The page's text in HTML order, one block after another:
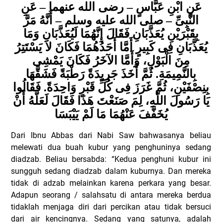
عَنِ ابْنِ عَبَّاسٍ – رضى الله عنهما – عَنِ
النَّبِىِّ – صلى الله عليه وسلم – أَنَّهُ مَرَّ
بِقَبْرَيْنِ يُعَذَّبَانِ فَقَالَ إِنَّهُمَا لَيُعَذَّبَانِ وَمَا
يُعَذَّبَانِ فِى كَبِيرٍ أَمَّا أَحَدُهُمَا فَكَانَ لاَ يَسْتَتِرُ
مِنَ الْبَوْلِ، وَأَمَّا الآخَرُ فَكَانَ يَمْشِى
بِالنَّمِيمَةِ. ثُمَّ أَخَذَ جَرِيدَةً رَطْبَةً فَشَقَّهَا
بِنِصْفَيْنِ، ثُمَّ غَرَزَ فِى كُلِّ قَبْرٍ وَاحِدَةً. فَقَالُوا
يَا رَسُولَ اللَّهِ، لِمَ صَنَعْتَ هَذَا فَقَالَ لَعَلَّهُ أَنْ
يُخَفَّفَ عَنْهُمَا مَا لَمْ يَيْبَسَا
Dari Ibnu Abbas dari Nabi Saw bahwasanya beliau
melewati dua buah kubur yang penghuninya sedang
diadzab. Beliau bersabda: “Kedua penghuni kubur ini
sungguh sedang diadzab dalam kuburnya. Dan mereka
tidak di adzab melainkan karena perkara yang besar.
Adapun seorang / salahsatu di antara mereka berdua
tidaklah menjaga diri dari percikan atau tidak bersuci
dari air kencingnya. Sedang yang satunya, adalah